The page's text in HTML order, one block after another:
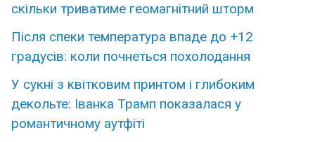
скільки триватиме геомагнітний шторм
Після спеки температура впаде до +12
градусів: коли почнеться похолодання
У сукні з квітковим принтом і глибоким
декольте: Іванка Трамп показалася у
романтичному аутфіті